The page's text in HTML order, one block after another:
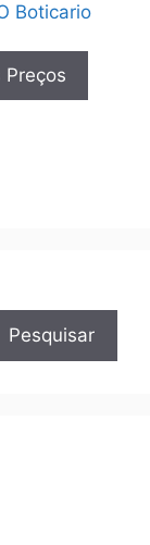
Boticario
Preços
Pesquisar